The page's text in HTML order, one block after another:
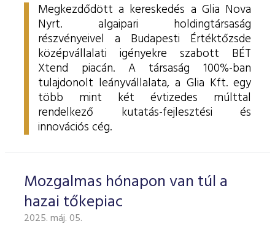
Megkezdődött a kereskedés a Glia Nova
Nyrt. algaipari holdingtársaság
részvényeivel a Budapesti Értéktőzsde
középvállalati igényekre szabott BÉT
Xtend piacán. A társaság 100%-ban
tulajdonolt leányvállalata, a Glia Kft. egy
több mint két évtizedes múlttal
rendelkező kutatás-fejlesztési és
innovációs cég.
Mozgalmas hónapon van túl a
hazai tőkepiac
2025. máj. 05.